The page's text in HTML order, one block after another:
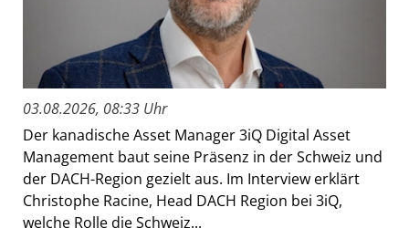
03.08.2026, 08:33 Uhr
Der kanadische Asset Manager 3iQ Digital Asset
Management baut seine Präsenz in der Schweiz und
der DACH-Region gezielt aus. Im Interview erklärt
Christophe Racine, Head DACH Region bei 3iQ,
welche Rolle die Schweiz...